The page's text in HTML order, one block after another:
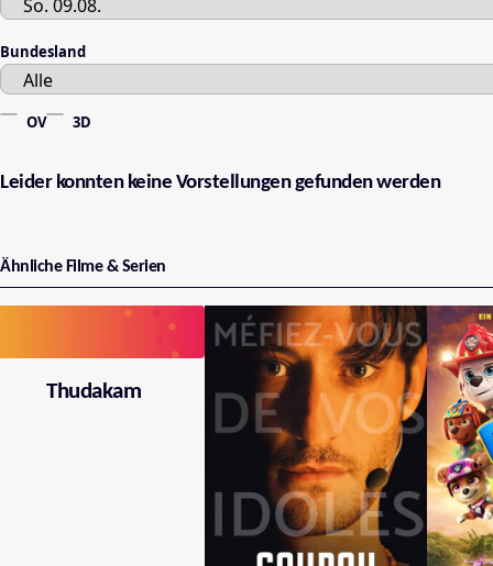
Bundesland
OV 3D
Leider konnten keine Vorstellungen gefunden werden
Ähnliche Filme & Serien
Thudakam